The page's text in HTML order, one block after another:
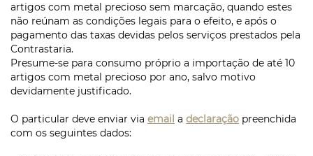
artigos com metal precioso sem marcação, quando estes
não reúnam as condições legais para o efeito, e após o
pagamento das taxas devidas pelos serviços prestados pela
Contrastaria.
Presume-se para consumo próprio a importação de até 10
artigos com metal precioso por ano, salvo motivo
devidamente justificado.
O particular deve enviar via email a declaração preenchida
com os seguintes dados: